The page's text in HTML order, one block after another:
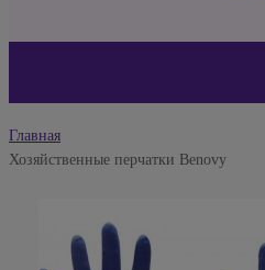
Главная
Хозяйственные перчатки Benovy